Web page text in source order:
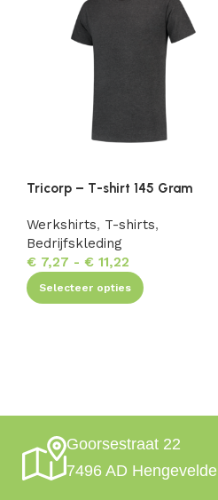
Tricorp – T-shirt 145 Gram
Werkshirts, T-shirts,
Bedrijfskleding
€ 7,27 - € 11,22
Selecteer opties
Goorsestraat 22
7496 AD Hengevelde